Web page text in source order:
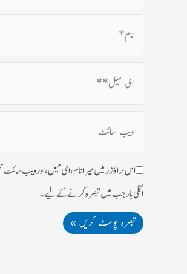
اس براؤزر میں میرا نام، ای میل، اور ویب سائٹ
اگلی بار جب میں تبصرہ کرنے کےلیے۔